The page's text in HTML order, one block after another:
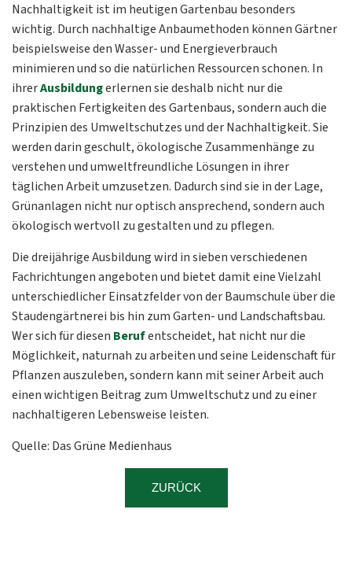
Nachhaltigkeit ist im heutigen Gartenbau besonders
wichtig. Durch nachhaltige Anbaumethoden können Gärtner
beispielsweise den Wasser- und Energieverbrauch
minimieren und so die natürlichen Ressourcen schonen. In
ihrerAusbildungerlernen sie deshalb nicht nur die
praktischen Fertigkeiten des Gartenbaus, sondern auch die
Prinzipien des Umweltschutzes und der Nachhaltigkeit. Sie
werden darin geschult, ökologische Zusammenhänge zu
verstehen und umweltfreundliche Lösungen in ihrer
täglichen Arbeit umzusetzen. Dadurch sind sie in der Lage,
Grünanlagen nicht nur optisch ansprechend, sondern auch
ökologisch wertvoll zu gestalten und zu pflegen.
Die dreijährige Ausbildung wird in sieben verschiedenen
Fachrichtungen angeboten und bietet damit eine Vielzahl
unterschiedlicher Einsatzfelder von der Baumschule über die
Staudengärtnerei bis hin zum Garten- und Landschaftsbau.
Wer sich für diesen Berufentscheidet, hat nicht nur die
Möglichkeit, naturnah zu arbeiten und seine Leidenschaft für
Pflanzen auszuleben, sondern kann mit seiner Arbeit auch
einen wichtigen Beitrag zum Umweltschutz und zu einer
nachhaltigeren Lebensweise leisten.
Quelle: Das Grüne Medienhaus
ZURÜCK